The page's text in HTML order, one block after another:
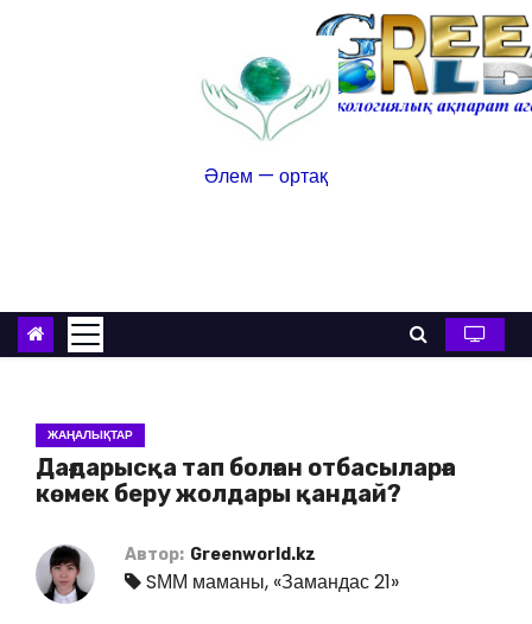
Әлем — ортақ
ЖАҢАЛЫҚТАР
Дағдарысқа тап болған отбасыларға
көмек беру жолдары қандай?
Автор: Greenworld.kz
SММ маманы, «Замандас 21»